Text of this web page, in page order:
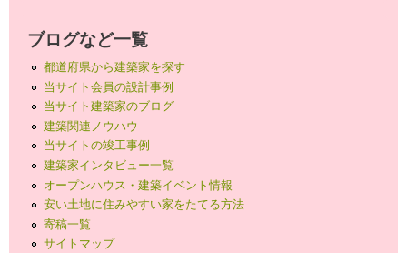
ブログなど一覧
都道府県から建築家を探す
当サイト会員の設計事例
当サイト建築家のブログ
建築関連ノウハウ
当サイトの竣工事例
建築家インタビュー一覧
オープンハウス・建築イベント情報
安い土地に住みやすい家をたてる方法
寄稿一覧
サイトマップ